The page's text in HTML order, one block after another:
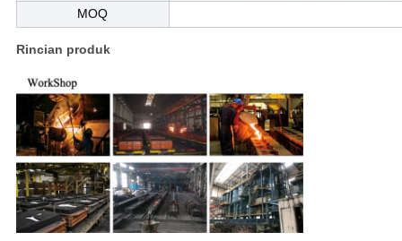
MOQ
Rincian produk